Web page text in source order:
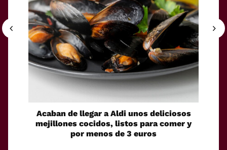
Acaban de llegar a Aldi unos deliciosos
mejillones cocidos, listos para comer y
por menos de 3 euros